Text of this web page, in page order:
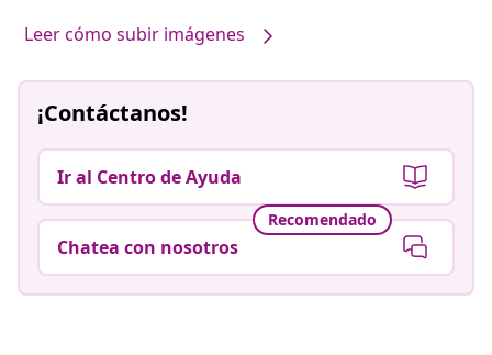
Leer cómo subir imágenes
¡Contáctanos!
Ir al Centro de Ayuda
Recomendado
Chatea con nosotros